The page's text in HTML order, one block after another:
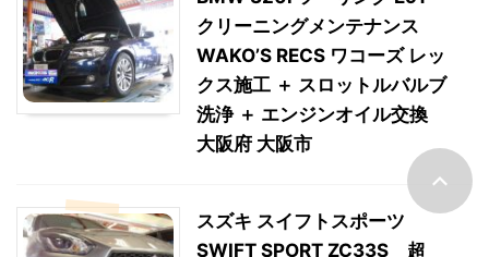
クリーニングメンテナンス
WAKO’S RECS ワコーズ レッ
クス施工 ＋ スロットルバルブ
洗浄 ＋ エンジンオイル交換
大阪府 大阪市
スズキ スイフトスポーツ
SWIFT SPORT ZC33S 超